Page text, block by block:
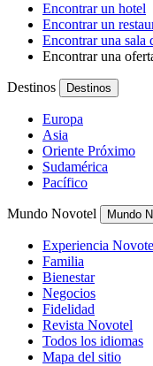
Encontrar un hotel
Encontrar un
Encontrar una sala
Encontrar una
Destinos Destinos
Europa
Asia
Oriente Próximo
Sudamérica
Pacífico
Mundo Novotel Mundo
Experiencia
Familia
Bienestar
Negocios
Fidelidad
Revista Novotel
Todos los idiomas
Mapa del sitio